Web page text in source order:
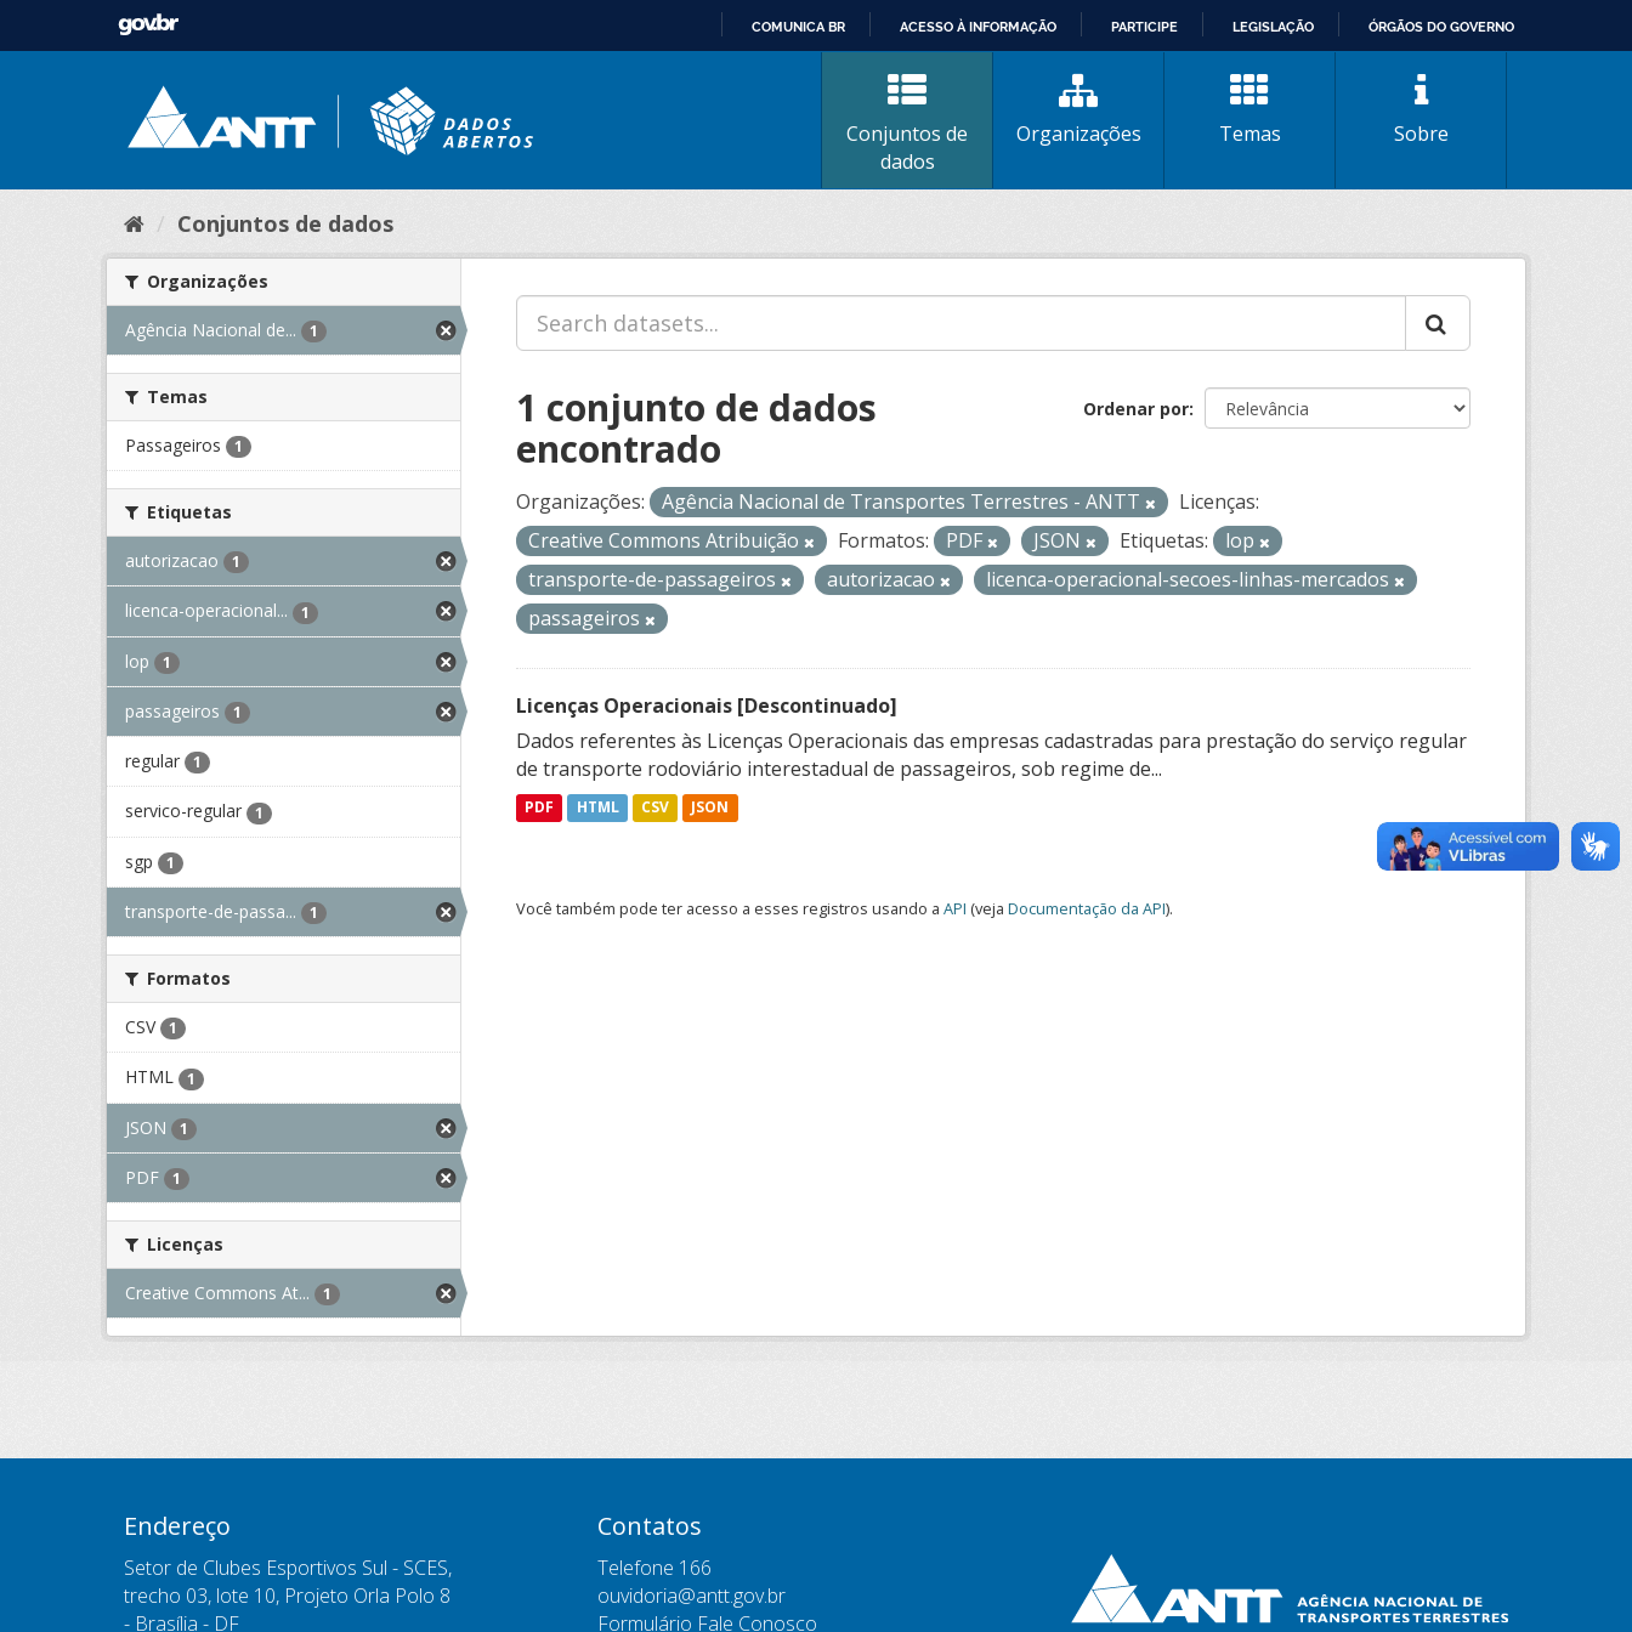
CONTEÚDO
COMUNICA BR ACESSO À INFORMAÇÃO PARTICIPE LEGISLAÇÃO ÓRGÃOS DO GOVERNO
Conjuntos de
dados
Organizações Temas Sobre
Conjuntos de dados
Organizações
Agência Nacional de... 1
Temas
Passageiros 1
Etiquetas
autorizacao 1
licenca-operacional... 1
lop 1
passageiros 1
regular 1
servico-regular 1
sgp 1
transporte-de-passa... 1
Formatos
CSV 1
HTML 1
JSON 1
PDF 1
Licenças
Creative Commons At... 1
Ordenar por
1 conjunto de dados
encontrado
Organizações: Agência Nacional de Transportes Terrestres - ANTT
Licenças:
Creative Commons Atribuição
Formatos: PDF JSON Etiquetas:
lop
transporte-de-passageiros
autorizacao
licenca-operacional-secoes-linhas-mercados
passageiros
Licenças Operacionais [Descontinuado]
Dados referentes às Licenças Operacionais das empresas cadastradas para prestação do serviço regular
de transporte rodoviário interestadual de passageiros, sob regime de...
PDF HTML CSV JSON
Você também pode ter acesso a esses registros usando a API (veja Documentação da API).
Endereço
Setor de Clubes Esportivos Sul - SCES,
trecho 03, lote 10, Projeto Orla Polo 8
- Brasília - DF
Contatos
Telefone 166
ouvidoria@antt.gov.br
Formulário Fale Conosco